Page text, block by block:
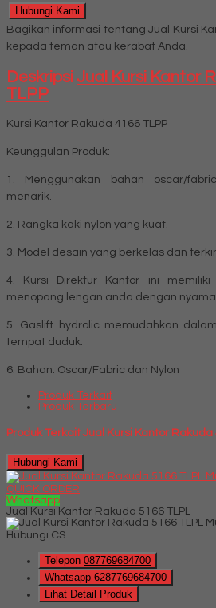
Hubungi Kami
Bagikan informasi tentangJual Kursi
kepada teman atau kerabat Anda.
DeskripsiJual Kursi Kantor
TLPP
Kursi Kantor Rakuda 4166 TLPP
Keunggulan Produk:
1. Menggunakan bahan oscar/
menarik.
2. Rangka kaki nylon yang kuat.
3. Model desain yang berkelas dan
4. Kursi Direktur Kantor ini
menopang lengan anda dengan
5. Gaslift hydrolic memudahkan
tempat duduk.
6. Bahan: Oscar/Fabric dan Nylon
Produk Terkait
Produk Terbaru
Produk Terkait Jual Kursi Kantor Rakuda
Hubungi Kami
QUICK ORDER
Whatsapp
Jual Kursi Kantor Rakuda 5166 TLPL
Hubungi CS
Telepon 087769684700
Whatsapp 6287769684700
Lihat Detail Produk